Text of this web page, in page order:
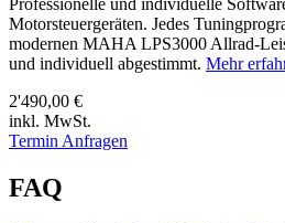
Professionelle und individuelle
Motorsteuergeräten. Jedes
modernen MAHA LPS3000 Allrad-
und individuell abgestimmt. Mehr
2'490,00 €
inkl. MwSt.
Termin Anfragen
FAQ